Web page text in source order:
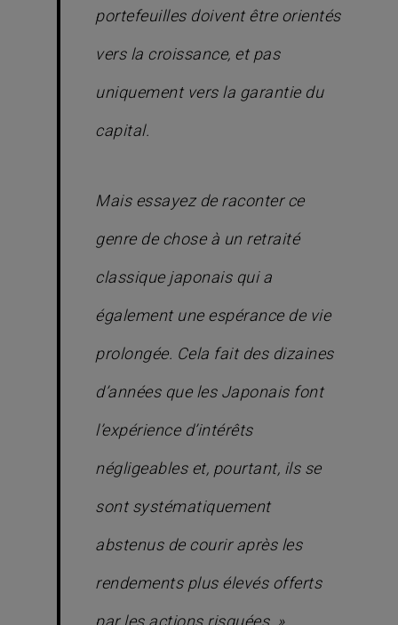
portefeuilles doivent être orientés
vers la croissance, et pas
uniquement vers la garantie du
capital.
Mais essayez de raconter ce
genre de chose à un retraité
classique japonais qui a
également une espérance de vie
prolongée. Cela fait des dizaines
d’années que les Japonais font
l’expérience d’intérêts
négligeables et, pourtant, ils se
sont systématiquement
abstenus de courir après les
rendements plus élevés offerts
par les actions risquées. »